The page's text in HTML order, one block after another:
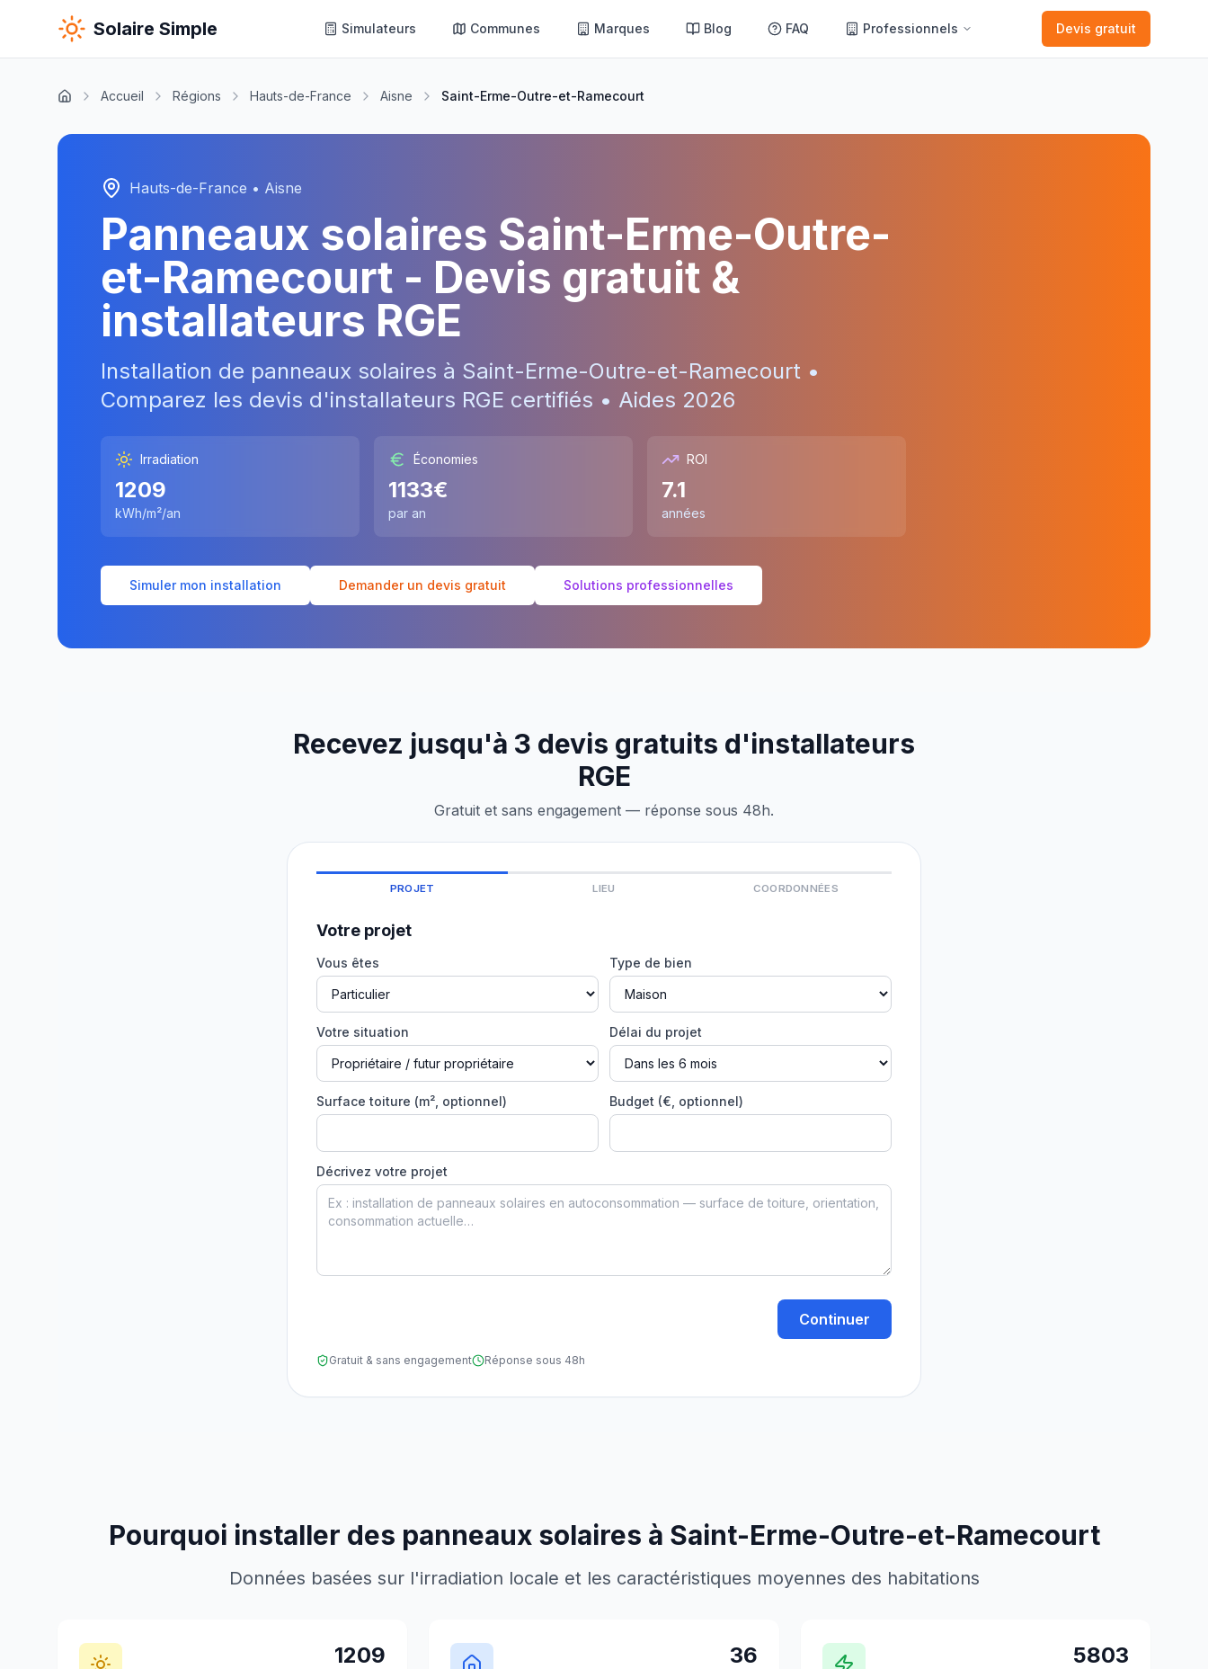
Solaire Simple Simulateurs Communes Marques Blog FAQ Professionnels Devis gratuit
Accueil Régions Hauts-de-France Aisne Saint-Erme-Outre-et-Ramecourt
Hauts-de-France • Aisne
Panneaux solaires Saint-Erme-Outre-
et-Ramecourt - Devis gratuit &
installateurs RGE
Installation de panneaux solaires à Saint-Erme-Outre-et-Ramecourt •
Comparez les devis d'installateurs RGE certifiés • Aides 2026
Irradiation
1209
kWh/m²/an
Économies
1133€
par an
ROI
7.1
années
Simuler mon installation Demander un devis gratuit Solutions professionnelles
Recevez jusqu'à 3 devis gratuits d'installateurs
RGE
Gratuit et sans engagement — réponse sous 48h.
PROJET LIEU COORDONNÉES
Votre projet
Vous êtes Type de bien
Votre situation Délai du projet
Surface toiture (m², optionnel) Budget (€, optionnel)
Décrivez votre projet
Continuer
Gratuit & sans engagement Réponse sous 48h
Pourquoi installer des panneaux solaires à Saint-Erme-Outre-et-Ramecourt
Données basées sur l'irradiation locale et les caractéristiques moyennes des habitations
1209 36 5803